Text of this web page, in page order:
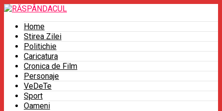
Home
Stirea Zilei
Politichie
Caricatura
Cronica de Film
Personaje
VeDeTe
Sport
Oameni